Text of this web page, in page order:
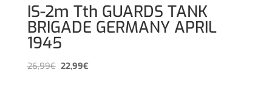
IS-2m Tth GUARDS TANK
BRIGADE GERMANY APRIL
1945
26,99€El22,99€El